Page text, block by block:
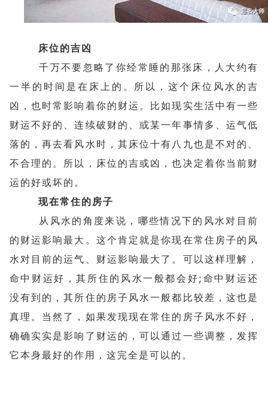
床位的吉凶
千万不要忽略了你经常睡的那张床，人大约有
一半的时间是在床上的。所以，这个床位风水的吉
凶，也时常影响着你的财运。比如现实生活中有一些
财运不好的、连续破财的、或某一年事情多、运气低
落的，再去看风水时，其床位十有八九也是不对的、
不合理的。所以，床位的吉或凶，也决定着你当前财
运的好或坏的。
现在常住的房子
从风水的角度来说，哪些情况下的风水对目前
的财运影响最大。这个肯定就是你现在常住房子的风
水对目前的运气、财运影响最大了。可以这样理解，
命中财运好，其所住的风水一般都会好;命中财运还
没有到的，其所住的房子风水一般都比较差，这也是
真理。当然了，如果发现现在常住的房子风水不好，
确确实实是影响了财运的，可以通过一些调整，发挥
它本身最好的作用，这完全是可以的 。